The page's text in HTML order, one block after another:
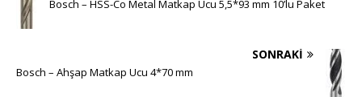
Bosch – HSS-Co Metal Matkap Ucu 5,5*93 mm 10’lu Paket
SONRAKI
Bosch – Ahşap Matkap Ucu 4*70 mm